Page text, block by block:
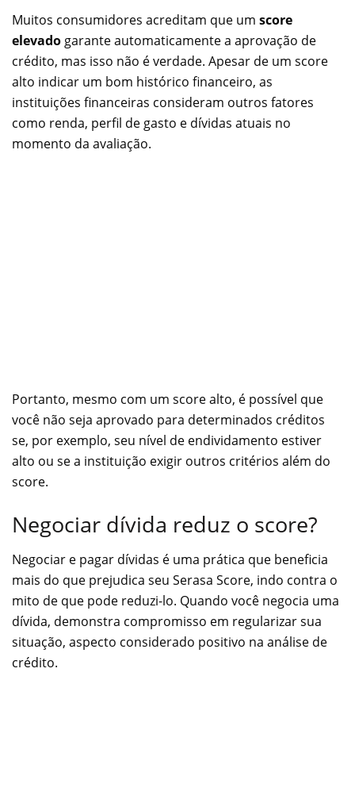
Muitos consumidores acreditam que um score
elevado garante automaticamente a aprovação de
crédito, mas isso não é verdade. Apesar de um score
alto indicar um bom histórico financeiro, as
instituições financeiras consideram outros fatores
como renda, perfil de gasto e dívidas atuais no
momento da avaliação.
Portanto, mesmo com um score alto, é possível que
você não seja aprovado para determinados créditos
se, por exemplo, seu nível de endividamento estiver
alto ou se a instituição exigir outros critérios além do
score.
Negociar dívida reduz o score?
Negociar e pagar dívidas é uma prática que beneficia
mais do que prejudica seu Serasa Score, indo contra o
mito de que pode reduzi-lo. Quando você negocia uma
dívida, demonstra compromisso em regularizar sua
situação, aspecto considerado positivo na análise de
crédito.